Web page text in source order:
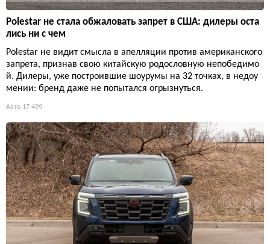
Polestar не стала обжаловать запрет в США: дилеры оста
лись ни с чем
Polestar не видит смысла в апелляции против американского
запрета, признав свою китайскую родословную непобедимо
й. Дилеры, уже построившие шоурумы на 32 точках, в недоу
мении: бренд даже не попытался огрызнуться.
Авто 17 409